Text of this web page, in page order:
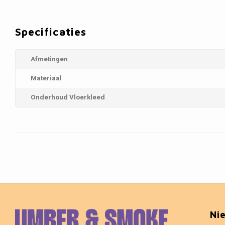
Specificaties
Afmetingen
Materiaal
Onderhoud Vloerkleed